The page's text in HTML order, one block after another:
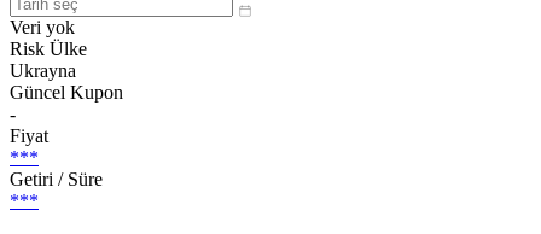
Veri yok
Risk Ülke
Ukrayna
Güncel Kupon
-
Fiyat
***
Getiri / Süre
***